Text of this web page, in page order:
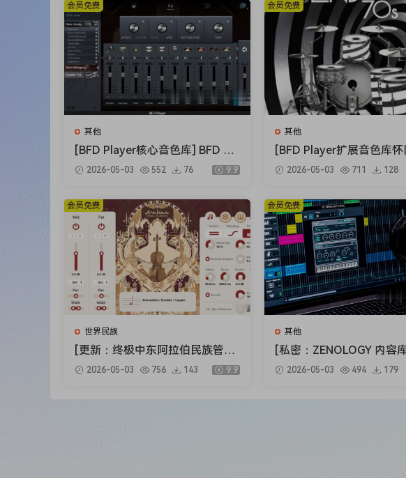
其他
[BFD Player核心音色库] BFD Dr
ums BFD Player Core Library v
1.0.0.9-R2R（4.72GB）
2026-05-03 552 76 9.9
会员免费
其他
[BFD Player扩展音色库怀
滚] BFD Drums BFD
nsion London 70s
2026-05-03 711 128
会员免费
世界民族
[更新：终极中东阿拉伯民族管弦
乐音源合集] Strezov Sampling
Arabian Ethnic Orchestra v1.1
2026-05-03 756 143 9.9
会员免费
其他
[私密：ZENOLOGY 内容
nd Cloud ZENOLOGY
2026.04-R2R [WiN]（
2026-05-03 494 179
会员免费